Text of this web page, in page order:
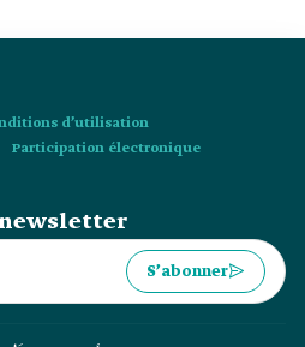
d’utilisation
Participation électronique
newsletter
S’abonner